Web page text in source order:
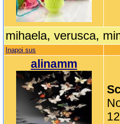
mihaela, verusca,
Inapoi sus
alinamm